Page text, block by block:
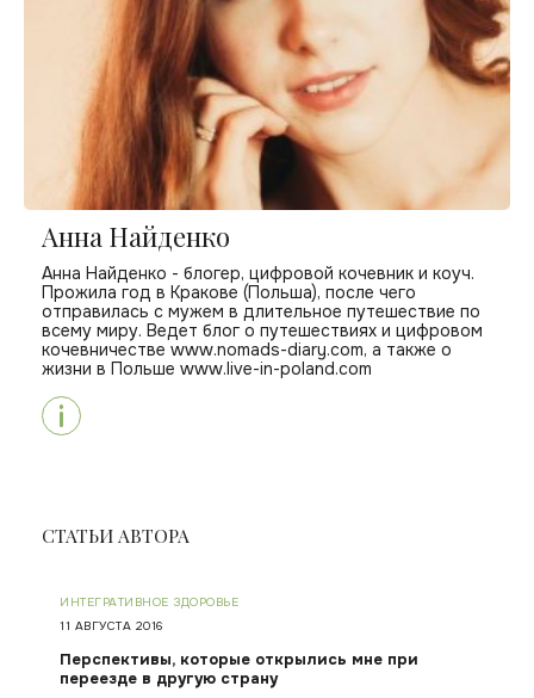
Анна Найденко
Анна Найденко - блогер, цифровой кочевник и коуч.
Прожила год в Кракове (Польша), после чего
отправилась с мужем в длительное путешествие по
всему миру. Ведет блог о путешествиях и цифровом
кочевничестве www.nomads-diary.com, а также о
жизни в Польше www.live-in-poland.com
СТАТЬИ АВТОРА
ИНТЕГРАТИВНОЕ ЗДОРОВЬЕ
11 АВГУСТА 2016
Перспективы, которые открылись мне при
переезде в другую страну